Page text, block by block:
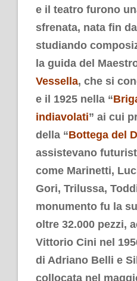
e il teatro furono
sfrenata, nata fin
studiando
la guida del
Vessella, che si
e il 1925 nella “
indiavolati” ai cui
della “Bottega del
assistevano
come Marinetti,
Gori, Trilussa,
monumento fu la
oltre 32.000 pezzi,
Vittorio Cini nel
di Adriano Belli e
collocata nel